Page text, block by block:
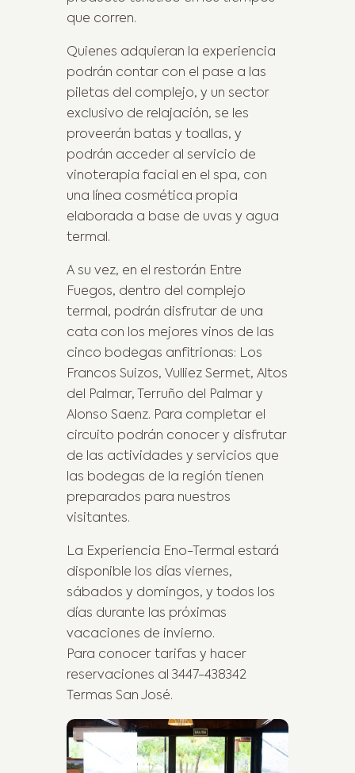
que corren.
Quienes adquieran la experiencia
podrán contar con el pase a las
piletas del complejo, y un sector
exclusivo de relajación, se les
proveerán batas y toallas, y
podrán acceder al servicio de
vinoterapia facial en el spa, con
una línea cosmética propia
elaborada a base de uvas y agua
termal.
A su vez, en el restorán Entre
Fuegos, dentro del complejo
termal, podrán disfrutar de una
cata con los mejores vinos de las
cinco bodegas anfitrionas: Los
Francos Suizos, Vulliez Sermet, Altos
del Palmar, Terruño del Palmar y
Alonso Saenz. Para completar el
circuito podrán conocer y disfrutar
de las actividades y servicios que
las bodegas de la región tienen
preparados para nuestros
visitantes.
La Experiencia Eno-Termal estará
disponible los días viernes,
sábados y domingos, y todos los
días durante las próximas
vacaciones de invierno.
Para conocer tarifas y hacer
reservaciones al 3447-438342
Termas San José.